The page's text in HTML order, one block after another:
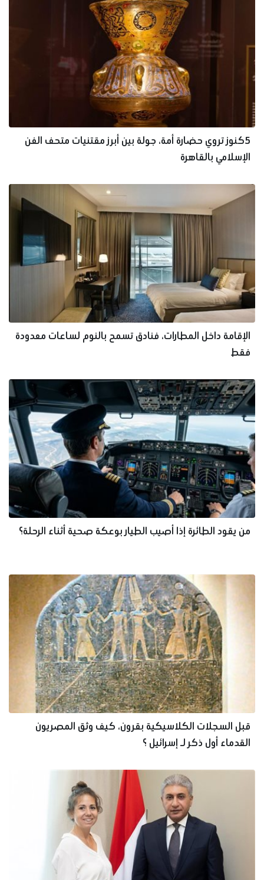
5كنوز تروي حضارة أمة، جولة بين أبرز مقتنيات متحف الفن
الإسلامي بالقاهرة
الإقامة داخل المطارات، فنادق تسمح بالنوم لساعات معدودة
فقط
من يقود الطائرة إذا أصيب الطيار بوعكة صحية أثناء الرحلة؟
قبل السجلات الكلاسيكية بقرون، كيف وثق المصريون
القدماء أول ذكر لـ إسرائيل ؟